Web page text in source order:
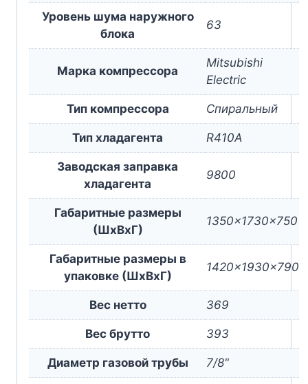
Уровень шума наружного
блока
63
Марка компрессора
Mitsubishi
Electric
Тип компрессора Спиральный
Тип хладагента R410A
Заводская заправка
хладагента
9800
Габаритные размеры
(ШxВxГ)
1350x1730x750
Габаритные размеры в
упаковке (ШxВxГ)
1420x1930x790
Вес нетто 369
Вес брутто 393
Диаметр газовой трубы 7/8"